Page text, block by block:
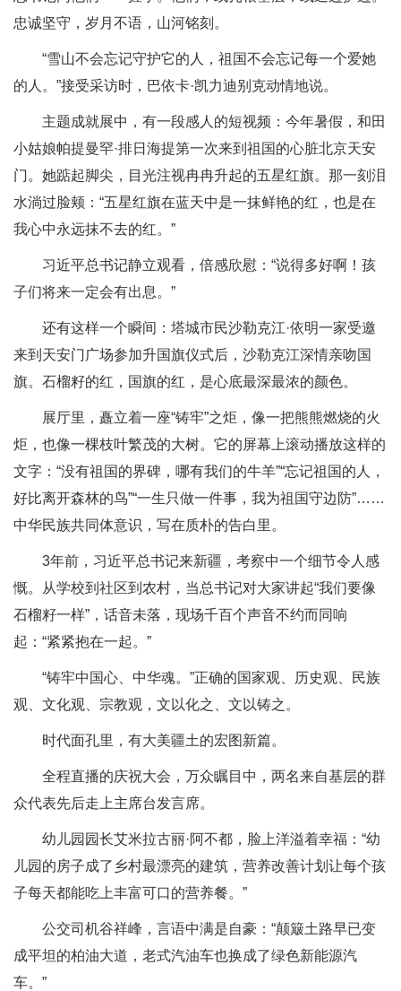
忠诚坚守，岁月不语，山河铭刻。
“雪山不会忘记守护它的人，祖国不会忘记每一个爱她
的人。”接受采访时，巴依卡·凯力迪别克动情地说。
主题成就展中，有一段感人的短视频：今年暑假，和田
小姑娘帕提曼罕·排日海提第一次来到祖国的心脏北京天安
门。她踮起脚尖，目光注视冉冉升起的五星红旗。那一刻泪
水淌过脸颊：“五星红旗在蓝天中是一抹鲜艳的红，也是在
我心中永远抹不去的红。”
习近平总书记静立观看，倍感欣慰：“说得多好啊！孩
子们将来一定会有出息。”
还有这样一个瞬间：塔城市民沙勒克江·依明一家受邀
来到天安门广场参加升国旗仪式后，沙勒克江深情亲吻国
旗。石榴籽的红，国旗的红，是心底最深最浓的颜色。
展厅里，矗立着一座“铸牢”之炬，像一把熊熊燃烧的火
炬，也像一棵枝叶繁茂的大树。它的屏幕上滚动播放这样的
文字：“没有祖国的界碑，哪有我们的牛羊”“忘记祖国的人，
好比离开森林的鸟”“一生只做一件事，我为祖国守边防”……
中华民族共同体意识，写在质朴的告白里。
3年前，习近平总书记来新疆，考察中一个细节令人感
慨。从学校到社区到农村，当总书记对大家讲起“我们要像
石榴籽一样”，话音未落，现场千百个声音不约而同响
起：“紧紧抱在一起。”
“铸牢中国心、中华魂。”正确的国家观、历史观、民族
观、文化观、宗教观，文以化之、文以铸之。
时代面孔里，有大美疆土的宏图新篇。
全程直播的庆祝大会，万众瞩目中，两名来自基层的群
众代表先后走上主席台发言席。
幼儿园园长艾米拉古丽·阿不都，脸上洋溢着幸福：“幼
儿园的房子成了乡村最漂亮的建筑，营养改善计划让每个孩
子每天都能吃上丰富可口的营养餐。”
公交司机谷祥峰，言语中满是自豪：“颠簸土路早已变
成平坦的柏油大道，老式汽油车也换成了绿色新能源汽
车。”